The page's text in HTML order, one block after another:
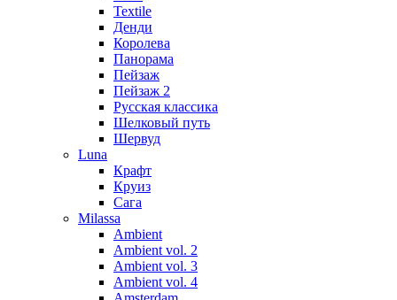
Textile
Денди
Королева
Панорама
Пейзаж
Пейзаж 2
Русская классика
Шелковый путь
Шервуд
Luna
Крафт
Круиз
Сага
Milassa
Ambient
Ambient vol. 2
Ambient vol. 3
Ambient vol. 4